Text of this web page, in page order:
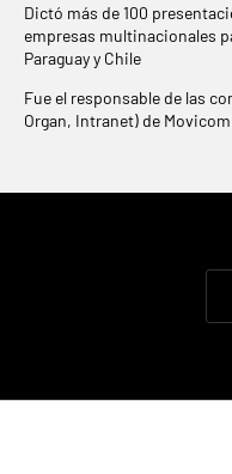
Dictó más de 100
empresas multinacionales
Paraguay y Chile
Fue el responsable de las
Organ, Intranet) de